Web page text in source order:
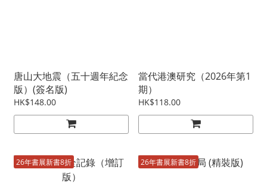
唐山大地震（五十週年紀念
版）(簽名版)
HK$148.00
當代港澳研究（2026年第1
期）
HK$118.00
26年書展新書8折 26年書展新書8折